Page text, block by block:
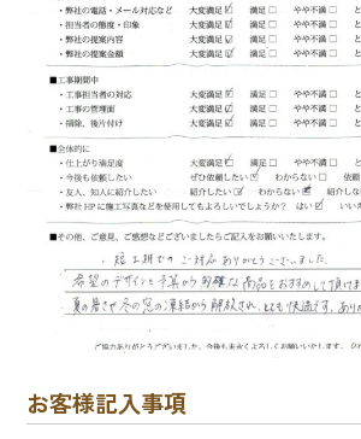
お客様記入事項